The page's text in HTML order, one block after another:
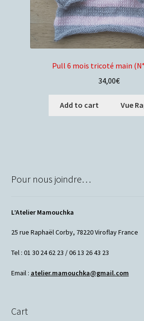
Pull 6 mois tricoté main
34,00€
Add to cart Vue
Pour nous joindre…
L’Atelier Mamouchka
25 rue Raphaël Corby, 78220 Viroflay France
Tel : 01 30 24 62 23 / 06 13 26 43 23
Email : atelier.mamouchka@gmail.com
Cart